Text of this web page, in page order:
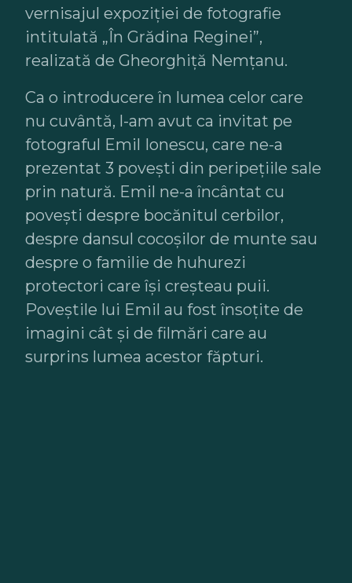
vernisajul expoziției de fotografie
intitulată „În Grădina Reginei”,
realizată de Gheorghiță Nemțanu.
Ca o introducere în lumea celor care
nu cuvântă, l-am avut ca invitat pe
fotograful Emil Ionescu, care ne-a
prezentat 3 povești din peripețiile sale
prin natură. Emil ne-a încântat cu
povești despre bocănitul cerbilor,
despre dansul cocoșilor de munte sau
despre o familie de huhurezi
protectori care își creșteau puii.
Poveștile lui Emil au fost însoțite de
imagini cât și de filmări care au
surprins lumea acestor făpturi.